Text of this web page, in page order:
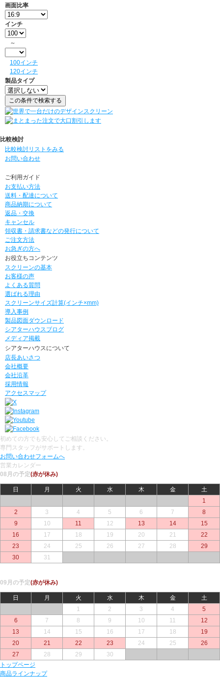
画面比率
インチ
～
100インチ
120インチ
製品タイプ
比較検討
比較検討リストをみる
お問い合わせ
ご利用ガイド
お支払い方法
送料・配達について
商品納期について
返品・交換
キャンセル
領収書・請求書などの発行について
ご注文方法
お急ぎの方へ
お役立ちコンテンツ
スクリーンの基本
お客様の声
よくある質問
選ばれる理由
スクリーンサイズ計算(インチ×mm)
導入事例
製品図面ダウンロード
シアターハウスブログ
メディア掲載
シアターハウスについて
店長あいさつ
会社概要
会社沿革
採用情報
アクセスマップ
初めての方でも安心してご相談ください。
専門スタッフがサポートします。
お問い合わせフォームへ
営業カレンダー
08月の予定(赤が休み)
日 月 火 水 木 金
土
1
2
3 4 5 6 7
8
9
10 11 12 13 14
15
16
17 18 19 20 21
22
23
24 25 26 27 28
29
30
31
09月の予定(赤が休み)
日 月 火 水 木 金
土
1 2 3 4
5
6
7 8 9 10 11
12
13
14 15 16 17 18
19
20
21 22 23 24 25
26
27
28 29 30
トップページ
商品ラインナップ